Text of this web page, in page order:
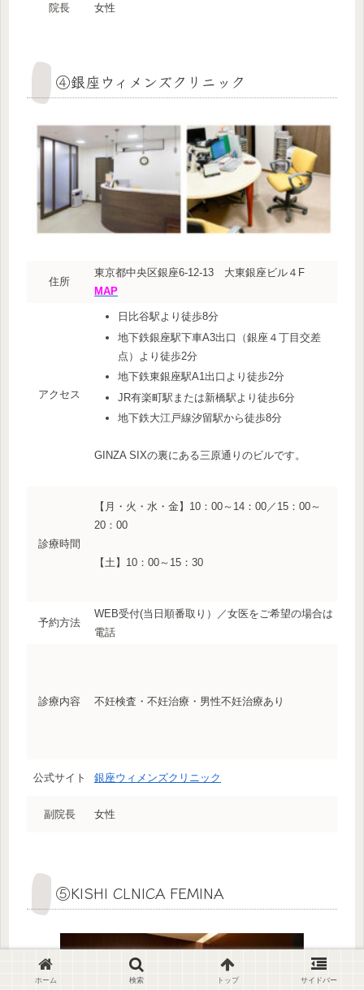
院長 女性
④銀座ウィメンズクリニック
住所
東京都中央区銀座6-12-13 大東銀座ビル４F
MAP
アクセス
日比谷駅より徒歩8分
地下鉄銀座駅下車A3出口（銀座４丁目交差
点）より徒歩2分
地下鉄東銀座駅A1出口より徒歩2分
JR有楽町駅または新橋駅より徒歩6分
地下鉄大江戸線汐留駅から徒歩8分
GINZA SIXの裏にある三原通りのビルです。
診療時間
【月・火・水・金】10：00～14：00／15：00～
20：00
【土】10：00～15：30
予約方法
WEB受付(当日順番取り）／女医をご希望の場合は
電話
診療内容 不妊検査・不妊治療・男性不妊治療あり
公式サイト 銀座ウィメンズクリニック
副院長 女性
⑤KISHI CLNICA FEMINA
ホーム 検索 トップ サイドバー